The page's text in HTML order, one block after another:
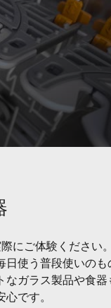
にご体験ください
日使う普段使いのも
なガラス製品や食器
です。